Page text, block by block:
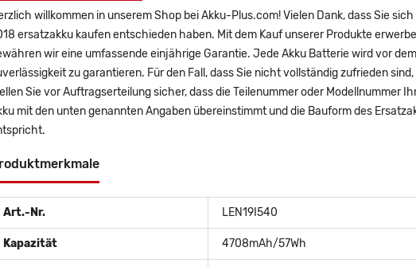
willkommen in unserem Shop bei Akku-Plus.com! Vielen Dank, dass Sie
ersatzakku kaufen entschieden haben. Mit dem Kauf unserer Produkte
wir eine umfassende einjährige Garantie. Jede Akku Batterie wird vor
zu garantieren. Für den Fall, dass Sie nicht vollständig zufrieden
Sie vor Auftragserteilung sicher, dass die Teilenummer oder Modellnummer
mit den unten genannten Angaben übereinstimmt und die Bauform des
Art.-Nr. LEN19I540
Kapazität 4708mAh/57Wh